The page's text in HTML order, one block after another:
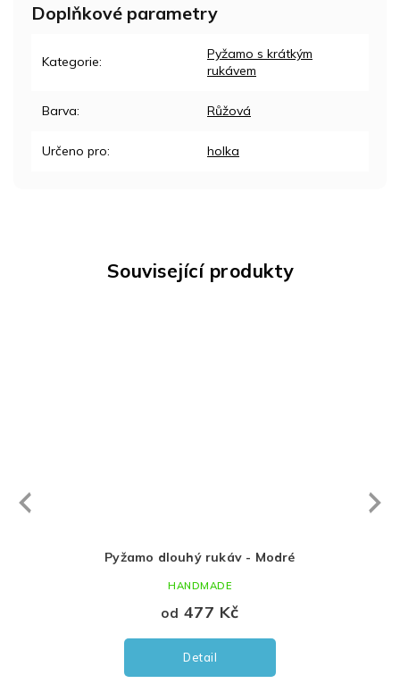
Související produkty
Pyžamo dlouhý rukáv - Modré
od 477 Kč
Detail
HANDMADE
Next
Doplňkové parametry
Kategorie:
Pyžamo s krátkým
rukávem
Barva: Růžová
Určeno pro: holka